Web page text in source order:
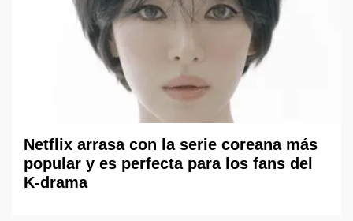
Netflix arrasa con la serie coreana más
popular y es perfecta para los fans del
K-drama